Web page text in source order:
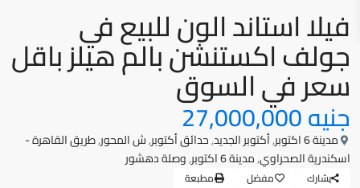
فيلا استاند الون للبيع في
جولف اكستنشن بالم هيلز باقل
سعر في السوق
جنيه 27,000,000
مدينة 6 اكتوبر ,أكتوبر الجديد,حدائق أكتوبر,ش المحور,طريق القاهرة -
اسكندرية الصحراوي,مدينة 6 اكتوبر ,وصلة دهشور
يشارك مفضل مطبعة